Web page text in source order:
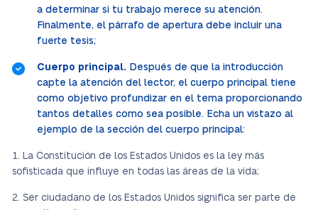
a determinar si tu trabajo merece su atención.
Finalmente, el párrafo de apertura debe incluir una
fuerte tesis;
Cuerpo principal. Después de que la introducción
capte la atención del lector, el cuerpo principal tiene
como objetivo profundizar en el tema proporcionando
tantos detalles como sea posible. Echa un vistazo al
ejemplo de la sección del cuerpo principal:
La Constitución de los Estados Unidos es la ley más
sofisticada que influye en todas las áreas de la vida;
Ser ciudadano de los Estados Unidos significa ser parte de